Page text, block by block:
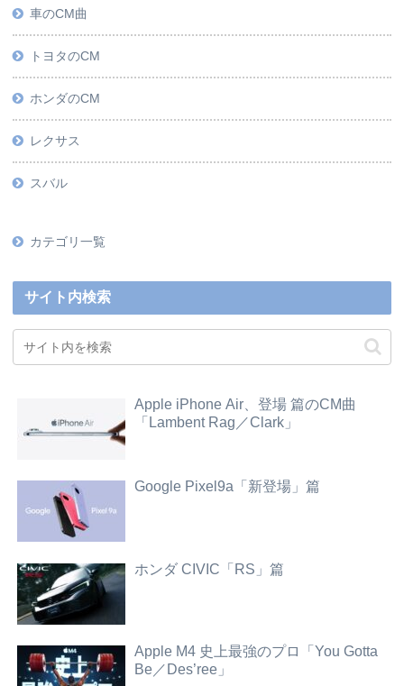
車のCM曲
トヨタのCM
ホンダのCM
レクサス
スバル
カテゴリ一覧
サイト内検索
Apple iPhone Air、登場 篇のCM曲
「Lambent Rag／Clark」
Google Pixel9a「新登場」篇
ホンダ CIVIC「RS」篇
Apple M4 史上最強のプロ「You Gotta
Be／Des’ree」